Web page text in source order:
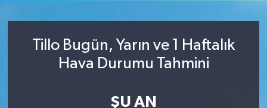
Tillo Bugün, Yarın ve 1 Haftalık
Hava Durumu Tahmini
ŞU AN
Diğer
Tüm Manşetler